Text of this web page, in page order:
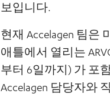
보입니다.
현재 Accelagen 팀은
애틀에서 열리는
부터 6일까지) 가 포
Accelagen 담당자와